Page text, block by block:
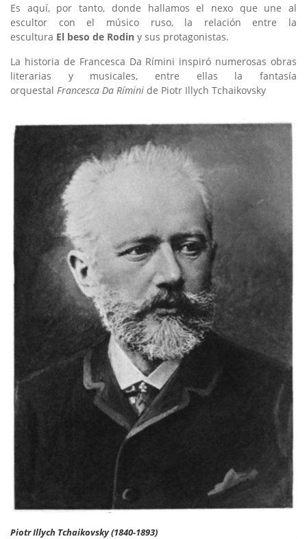
Es aquí, por tanto, donde hallamos el nexo que une al
escultor con el músico ruso, la relación entre la
escultura El beso de Rodin y sus protagonistas.
La historia de Francesca Da Rímini inspiró numerosas obras
literarias y musicales, entre ellas la fantasía
orquestal Francesca Da Rímini de Piotr Illych Tchaikovsky
Piotr Illych Tchaikovsky (1840-1893)